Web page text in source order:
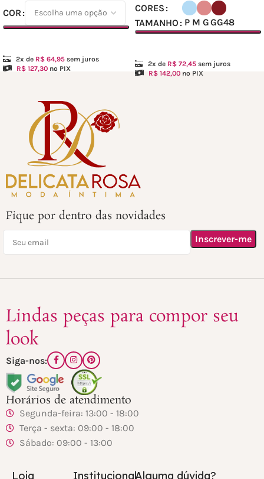
COR
2x de R$ 64,95 sem juros
R$ 127,30 no PIX
CORES
TAMANHO
P M GGG48
2x de R$ 72,45 sem juros
R$ 142,00 no PIX
Fique por dentro das novidades
Lindas peças para compor seu
look
Siga-nos:
Horários de atendimento
Segunda-feira: 13:00 - 18:00
Terça - sexta: 09:00 - 18:00
Sábado: 09:00 - 13:00
Loja InstitucionalAlguma dúvida?